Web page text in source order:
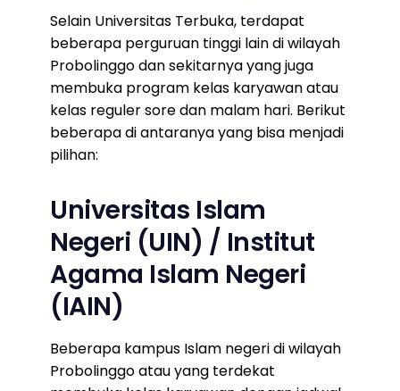
Selain Universitas Terbuka, terdapat
beberapa perguruan tinggi lain di wilayah
Probolinggo dan sekitarnya yang juga
membuka program kelas karyawan atau
kelas reguler sore dan malam hari. Berikut
beberapa di antaranya yang bisa menjadi
pilihan:
Universitas Islam
Negeri (UIN) / Institut
Agama Islam Negeri
(IAIN)
Beberapa kampus Islam negeri di wilayah
Probolinggo atau yang terdekat